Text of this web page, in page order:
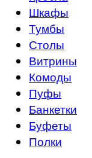
Шкафы
Тумбы
Столы
Витрины
Комоды
Пуфы
Банкетки
Буфеты
Полки